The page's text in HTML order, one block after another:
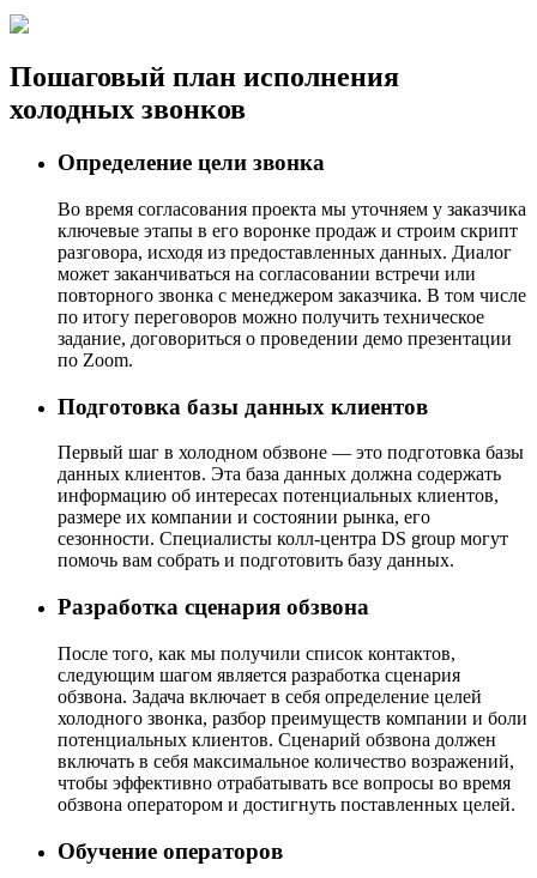
Пошаговый план исполнения
холодных звонков
Определение цели звонка
Во время согласования проекта мы уточняем у заказчика
ключевые этапы в его воронке продаж и строим скрипт
разговора, исходя из предоставленных данных. Диалог
может заканчиваться на согласовании встречи или
повторного звонка с менеджером заказчика. В том числе
по итогу переговоров можно получить техническое
задание, договориться о проведении демо презентации
по Zoom.
Подготовка базы данных клиентов
Первый шаг в холодном обзвоне — это подготовка базы
данных клиентов. Эта база данных должна содержать
информацию об интересах потенциальных клиентов,
размере их компании и состоянии рынка, его
сезонности. Специалисты колл-центра DS group могут
помочь вам собрать и подготовить базу данных.
Разработка сценария обзвона
После того, как мы получили список контактов,
следующим шагом является разработка сценария
обзвона. Задача включает в себя определение целей
холодного звонка, разбор преимуществ компании и боли
потенциальных клиентов. Сценарий обзвона должен
включать в себя максимальное количество возражений,
чтобы эффективно отрабатывать все вопросы во время
обзвона оператором и достигнуть поставленных целей.
Обучение операторов